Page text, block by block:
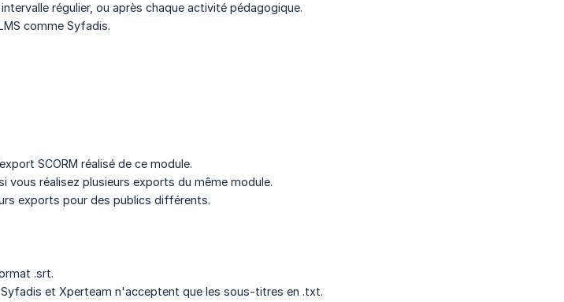
régulier, ou après chaque activité pédagogique.
comme Syfadis.
SCORM réalisé de ce module.
vous réalisez plusieurs exports du même module.
exports pour des publics différents.
.srt.
et Xperteam n'acceptent que les sous-titres en .txt.